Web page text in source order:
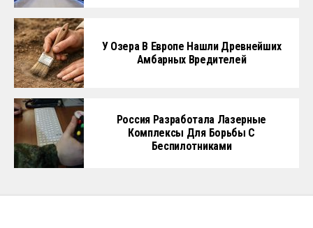
У Озера В Европе Нашли Древнейших
Амбарных Вредителей
Россия Разработала Лазерные
Комплексы Для Борьбы С
Беспилотниками